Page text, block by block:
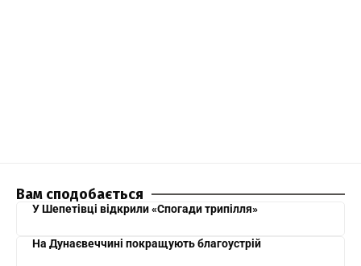
Вам сподобається
У Шепетівці відкрили «Спогади трипілля»
На Дунаєвеччині покращують благоустрій